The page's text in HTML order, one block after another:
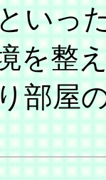
っ
を整
部屋